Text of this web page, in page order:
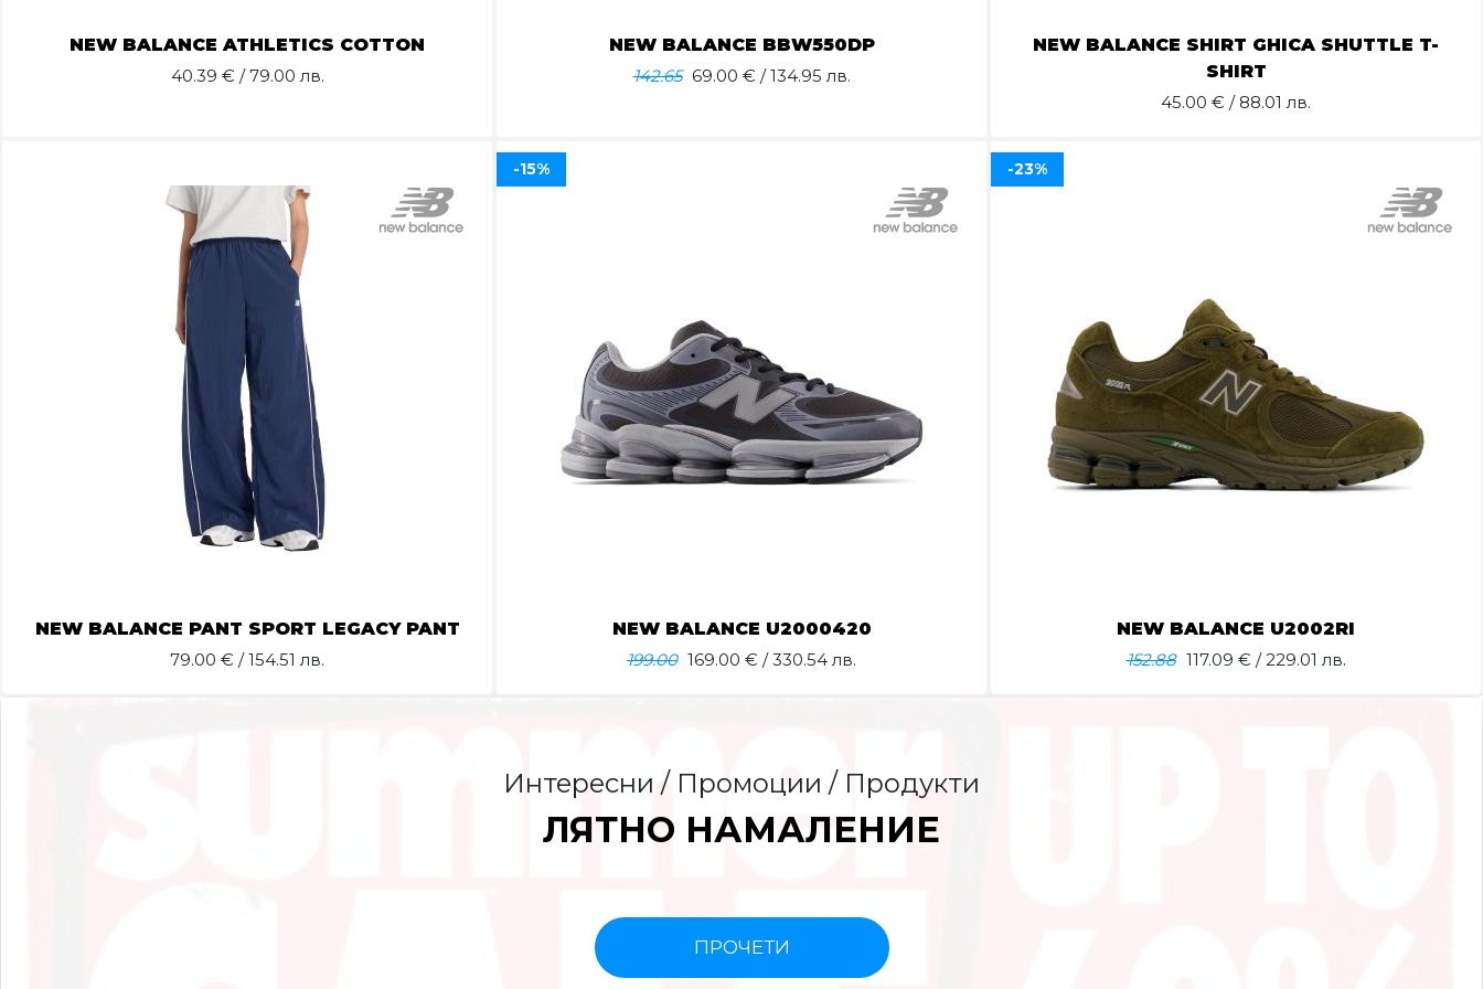
NEW BALANCE ATHLETICS COTTON
40.39 € / 79.00 лв.
NEW BALANCE BBW550DP
142.65 69.00 € / 134.95 лв.
NEW BALANCE SHIRT GHICA SHUTTLE T-
SHIRT
45.00 € / 88.01 лв.
NEW BALANCE PANT SPORT LEGACY PANT
79.00 € / 154.51 лв.
NEW BALANCE U2000420
199.00 169.00 € / 330.54 лв.
-15%
NEW BALANCE U2002RI
152.88 117.09 € / 229.01 лв.
-23%
Интересни / Промоции / Продукти
ЛЯТНО НАМАЛЕНИЕ
ПРОЧЕТИ